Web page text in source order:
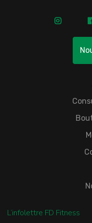
L’infolettre FD Fitness